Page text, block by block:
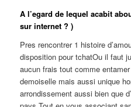
A l’egard de lequel acabit
sur internet ? )
Pres rencontrer 1 histoire
disposition pour tchatOu il faut
aucun frais tout comme
demoiselle mais aussi unique
arrondissement aussi bien que